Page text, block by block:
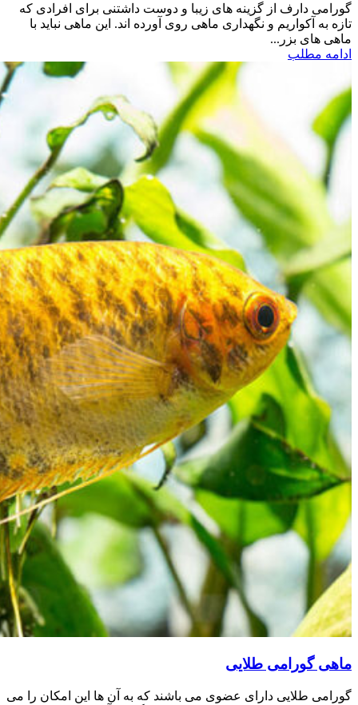
گورامی دارف از گزینه های زیبا و دوست داشتنی برای افرادی که
تازه به آکواریم و نگهداری ماهی روی آورده اند. این ماهی نباید با
ماهی های بزر...
ادامه مطلب
ماهی گورامی طلایی
گورامی طلایی دارای عضوی می باشند که به آن ها این امکان را می